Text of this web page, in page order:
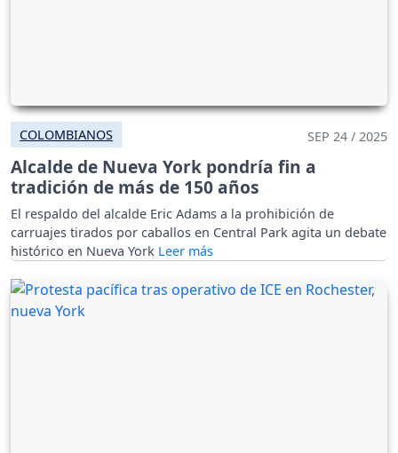
COLOMBIANOS SEP 24 / 2025
Alcalde de Nueva York pondría fin a
tradición de más de 150 años
El respaldo del alcalde Eric Adams a la prohibición de
carruajes tirados por caballos en Central Park agita un debate
histórico en Nueva York